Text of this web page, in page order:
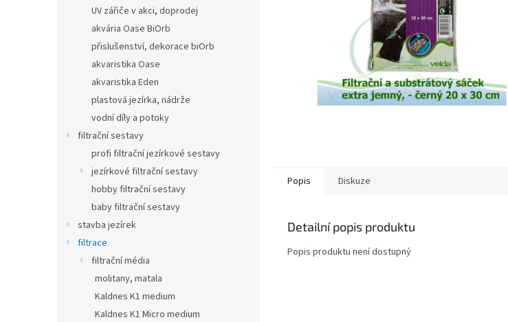
UV zářiče v akci, doprodej
akvária Oase BiOrb
přislušenství, dekorace biOrb
akvaristika Oase
akvaristika Eden
plastová jezírka, nádrže
vodní díly a potoky
filtrační sestavy
profi filtrační jezírkové sestavy
jezírkové filtrační sestavy
hobby filtrační sestavy
baby filtrační sestavy
stavba jezírek
filtrace
filtrační média
molitany, matala
Kaldnes K1 medium
Kaldnes K1 Micro medium
Popis Diskuze
Detailní popis produktu
Popis produktu není dostupný